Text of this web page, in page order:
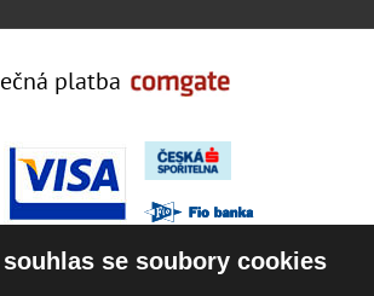
platba
se soubory cookies